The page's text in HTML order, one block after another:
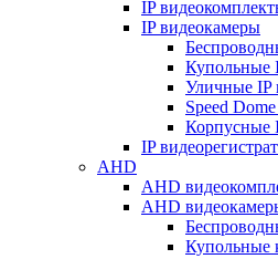
IP
IP видеокамеры
Купольные
Уличные IP
Speed
Корпусные
IP
AHD
AHD
AHD
Купольные